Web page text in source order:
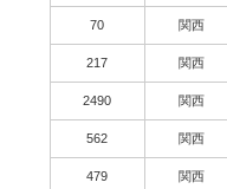
70 関西
217 関西
2490 関西
562 関西
479 関西